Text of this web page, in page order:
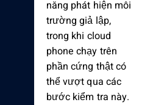
năng phát hiện môi
trường giả lập,
trong khi cloud
phone chạy trên
phần cứng thật có
thể vượt qua các
bước kiểm tra này.